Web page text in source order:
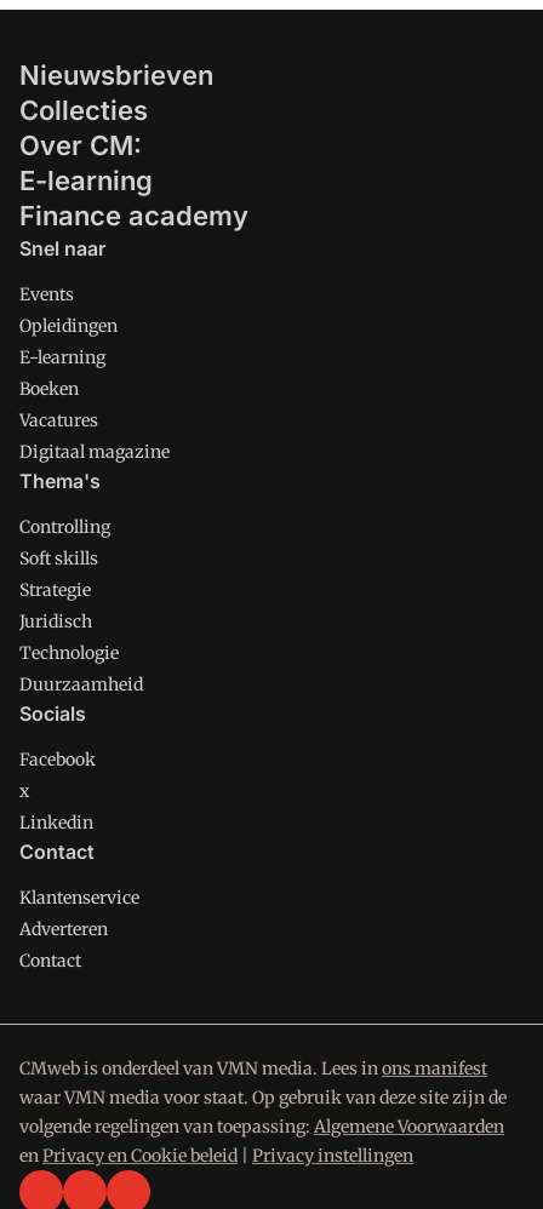
vervanging.
Nieuwsbrieven
Collecties
Over CM:
E-learning
Finance academy
Snel naar
Events
Opleidingen
E-learning
Boeken
Vacatures
Digitaal magazine
Thema's
Controlling
Soft skills
Strategie
Juridisch
Technologie
Duurzaamheid
Socials
Facebook
x
Linkedin
Contact
Klantenservice
Adverteren
Contact
CMweb is onderdeel van VMN media. Lees inons manifest
waar VMN media voor staat. Op gebruik van deze site zijn de
volgende regelingen van toepassing: Algemene Voorwaarden
enPrivacy en Cookie beleid Privacy instellingen